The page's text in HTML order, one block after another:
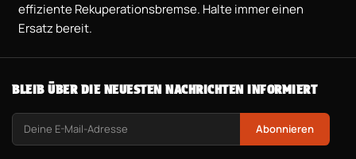
effiziente Rekuperationsbremse. Halte immer einen
Ersatz bereit.
BLEIB ÜBER DIE NEUESTEN NACHRICHTEN INFORMIERT
Abonnieren